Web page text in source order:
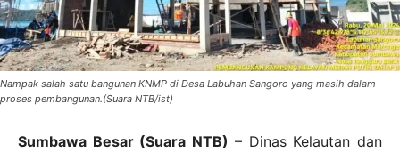
Nampak salah satu bangunan KNMP di Desa Labuhan Sangoro yang masih dalam
proses pembangunan.(Suara NTB/ist)
Sumbawa Besar (Suara NTB) – Dinas Kelautan dan